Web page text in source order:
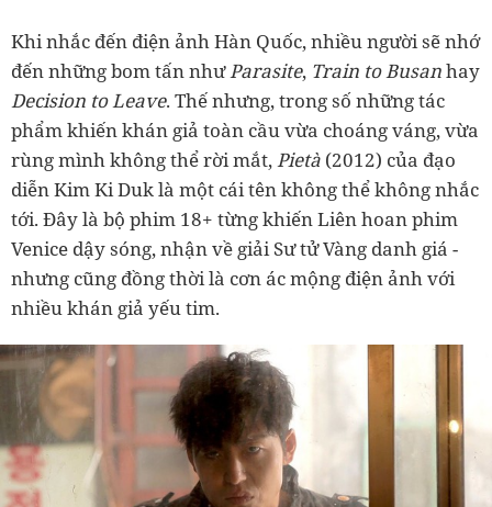
Khi nhắc đến điện ảnh Hàn Quốc, nhiều người sẽ nhớ
đến những bom tấn nhưParasite, Train to Busanhay
Decision to Leave. Thế nhưng, trong số những tác
phẩm khiến khán giả toàn cầu vừa choáng váng, vừa
rùng mình không thể rời mắt,Pietà (2012) của đạo
diễn Kim Ki Duk là một cái tên không thể không nhắc
tới. Đây là bộ phim 18+ từng khiến Liên hoan phim
Venice dậy sóng, nhận về giải Sư tử Vàng danh giá -
nhưng cũng đồng thời là cơn ác mộng điện ảnh với
nhiều khán giả yếu tim.